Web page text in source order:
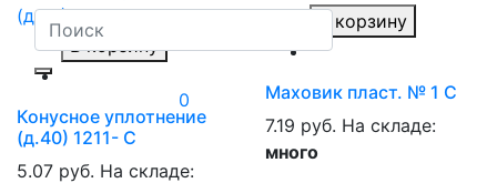
0
В корзину
Конусное уплотнение
(д.40) 1211- С
5.07 руб. На складе:
В корзину
Маховик пласт. № 1 С
7.19 руб. На складе:
много